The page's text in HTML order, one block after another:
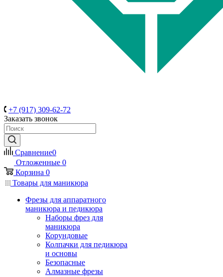
+7 (917) 309-62-72
Заказать звонок
Сравнение0
Отложенные 0
Корзина 0
Товары для маникюра
Фрезы для аппаратного
маникюра и педикюра
Наборы фрез для
маникюра
Корундовые
Колпачки для педикюра
и основы
Безопасные
Алмазные фрезы